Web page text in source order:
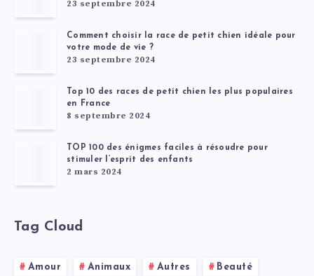
23 septembre 2024
Comment choisir la race de petit chien idéale pour
votre mode de vie ?
23 septembre 2024
Top 10 des races de petit chien les plus populaires
en France
8 septembre 2024
TOP 100 des énigmes faciles à résoudre pour
stimuler l’esprit des enfants
2 mars 2024
Tag Cloud
Amour Animaux Autres Beauté